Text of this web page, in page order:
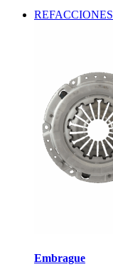
REFACCIONES
Embrague